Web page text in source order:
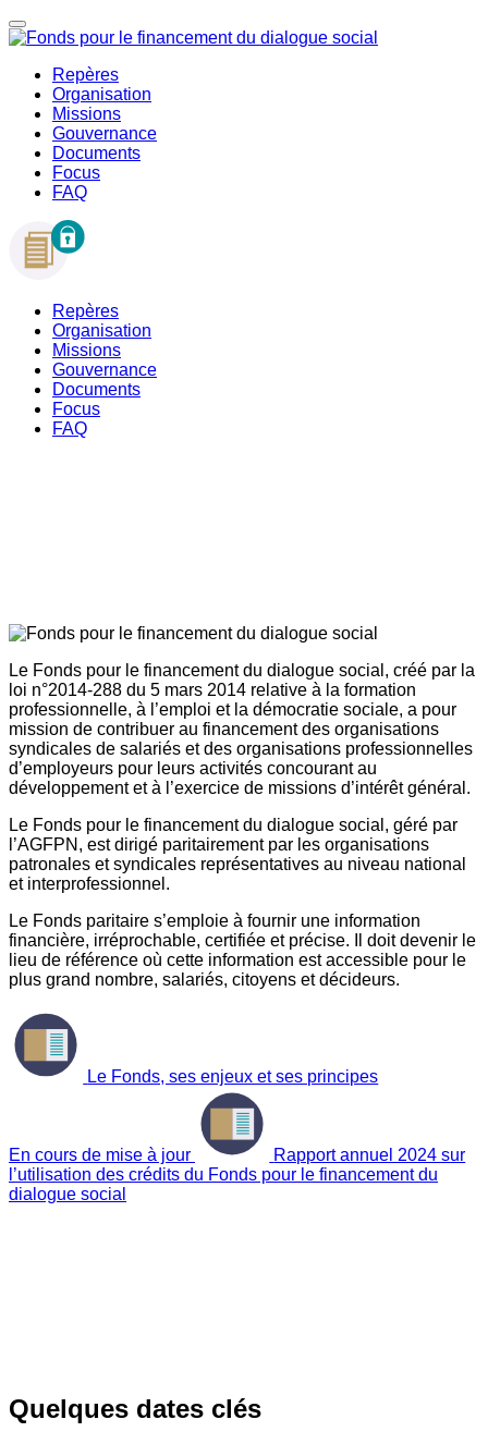
Repères
Organisation
Missions
Gouvernance
Documents
Focus
FAQ
Repères
Organisation
Missions
Gouvernance
Documents
Focus
FAQ
Le Fonds pour le financement du dialogue social, créé par la
loi n°2014-288 du 5 mars 2014 relative à la formation
professionnelle, à l’emploi et la démocratie sociale, a pour
mission de contribuer au financement des organisations
syndicales de salariés et des organisations professionnelles
d’employeurs pour leurs activités concourant au
développement et à l’exercice de missions d’intérêt général.
Le Fonds pour le financement du dialogue social, géré par
l’AGFPN, est dirigé paritairement par les organisations
patronales et syndicales représentatives au niveau national
et interprofessionnel.
Le Fonds paritaire s’emploie à fournir une information
financière, irréprochable, certifiée et précise. Il doit devenir le
lieu de référence où cette information est accessible pour le
plus grand nombre, salariés, citoyens et décideurs.
Le Fonds, ses enjeux et ses principes
En cours de mise à jour
Rapport annuel 2024 sur
l’utilisation des crédits du Fonds pour le financement du
dialogue social
Quelques dates clés